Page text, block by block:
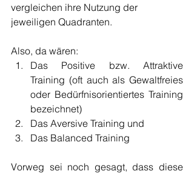
vergleichen ihre Nutzung der
jeweiligen Quadranten.
Also, da wären:
Das Positive bzw. Attraktive
Training (oft auch als Gewaltfreies
oder Bedürfnisorientiertes Training
bezeichnet)
Das Aversive Training und
Das Balanced Training
Vorweg sei noch gesagt, dass diese